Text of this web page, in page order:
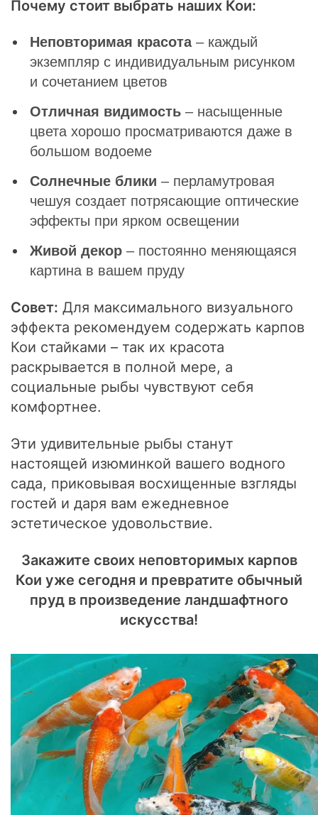
Почему стоит выбрать наших Кои:
Неповторимая красота– каждый
экземпляр с индивидуальным рисунком
и сочетанием цветов
Отличная видимость – насыщенные
цвета хорошо просматриваются даже в
большом водоеме
Солнечные блики – перламутровая
чешуя создает потрясающие оптические
эффекты при ярком освещении
Живой декор – постоянно меняющаяся
картина в вашем пруду
Совет: Для максимального визуального
эффекта рекомендуем содержать карпов
Кои стайками – так их красота
раскрывается в полной мере, а
социальные рыбы чувствуют себя
комфортнее.
Эти удивительные рыбы станут
настоящей изюминкой вашего водного
сада, приковывая восхищенные взгляды
гостей и даря вам ежедневное
эстетическое удовольствие.
Закажите своих неповторимых карпов
Кои уже сегодня и превратите обычный
пруд в произведение ландшафтного
искусства!